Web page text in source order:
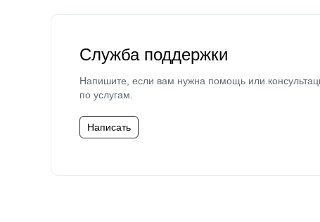
Служба поддержки
Напишите, если вам нужна помощь или
по услугам.
Написать